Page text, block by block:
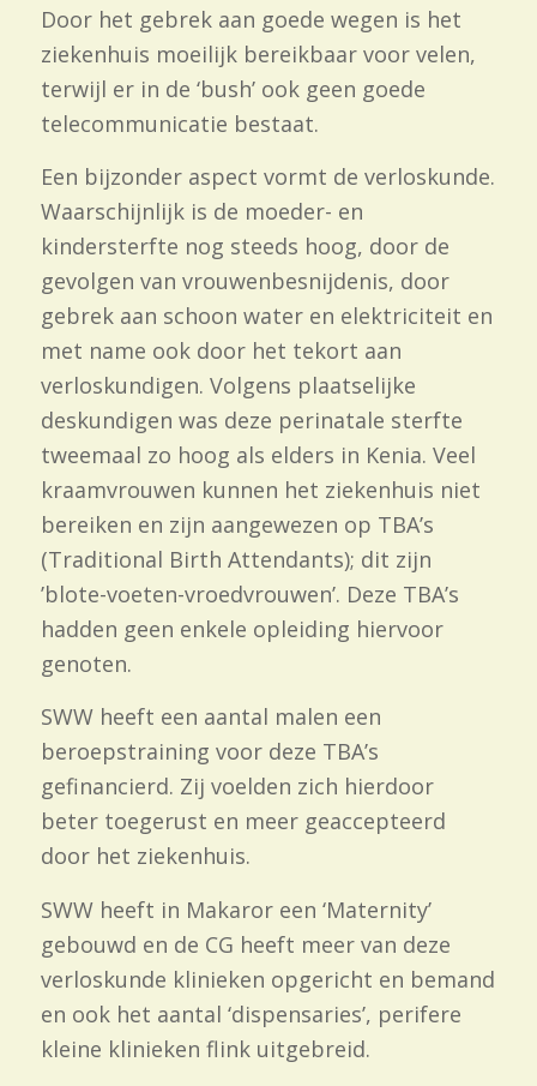
Door het gebrek aan goede wegen is het
ziekenhuis moeilijk bereikbaar voor velen,
terwijl er in de ‘bush’ ook geen goede
telecommunicatie bestaat.
Een bijzonder aspect vormt de verloskunde.
Waarschijnlijk is de moeder- en
kindersterfte nog steeds hoog, door de
gevolgen van vrouwenbesnijdenis, door
gebrek aan schoon water en elektriciteit en
met name ook door het tekort aan
verloskundigen. Volgens plaatselijke
deskundigen was deze perinatale sterfte
tweemaal zo hoog als elders in Kenia. Veel
kraamvrouwen kunnen het ziekenhuis niet
bereiken en zijn aangewezen op TBA’s
(Traditional Birth Attendants); dit zijn
’blote-voeten-vroedvrouwen’. Deze TBA’s
hadden geen enkele opleiding hiervoor
genoten.
SWW heeft een aantal malen een
beroepstraining voor deze TBA’s
gefinancierd. Zij voelden zich hierdoor
beter toegerust en meer geaccepteerd
door het ziekenhuis.
SWW heeft in Makaror een ‘Maternity’
gebouwd en de CG heeft meer van deze
verloskunde klinieken opgericht en bemand
en ook het aantal ‘dispensaries’, perifere
kleine klinieken flink uitgebreid.